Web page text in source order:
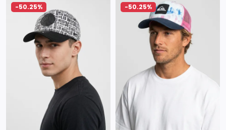
-50.25% -50.25%